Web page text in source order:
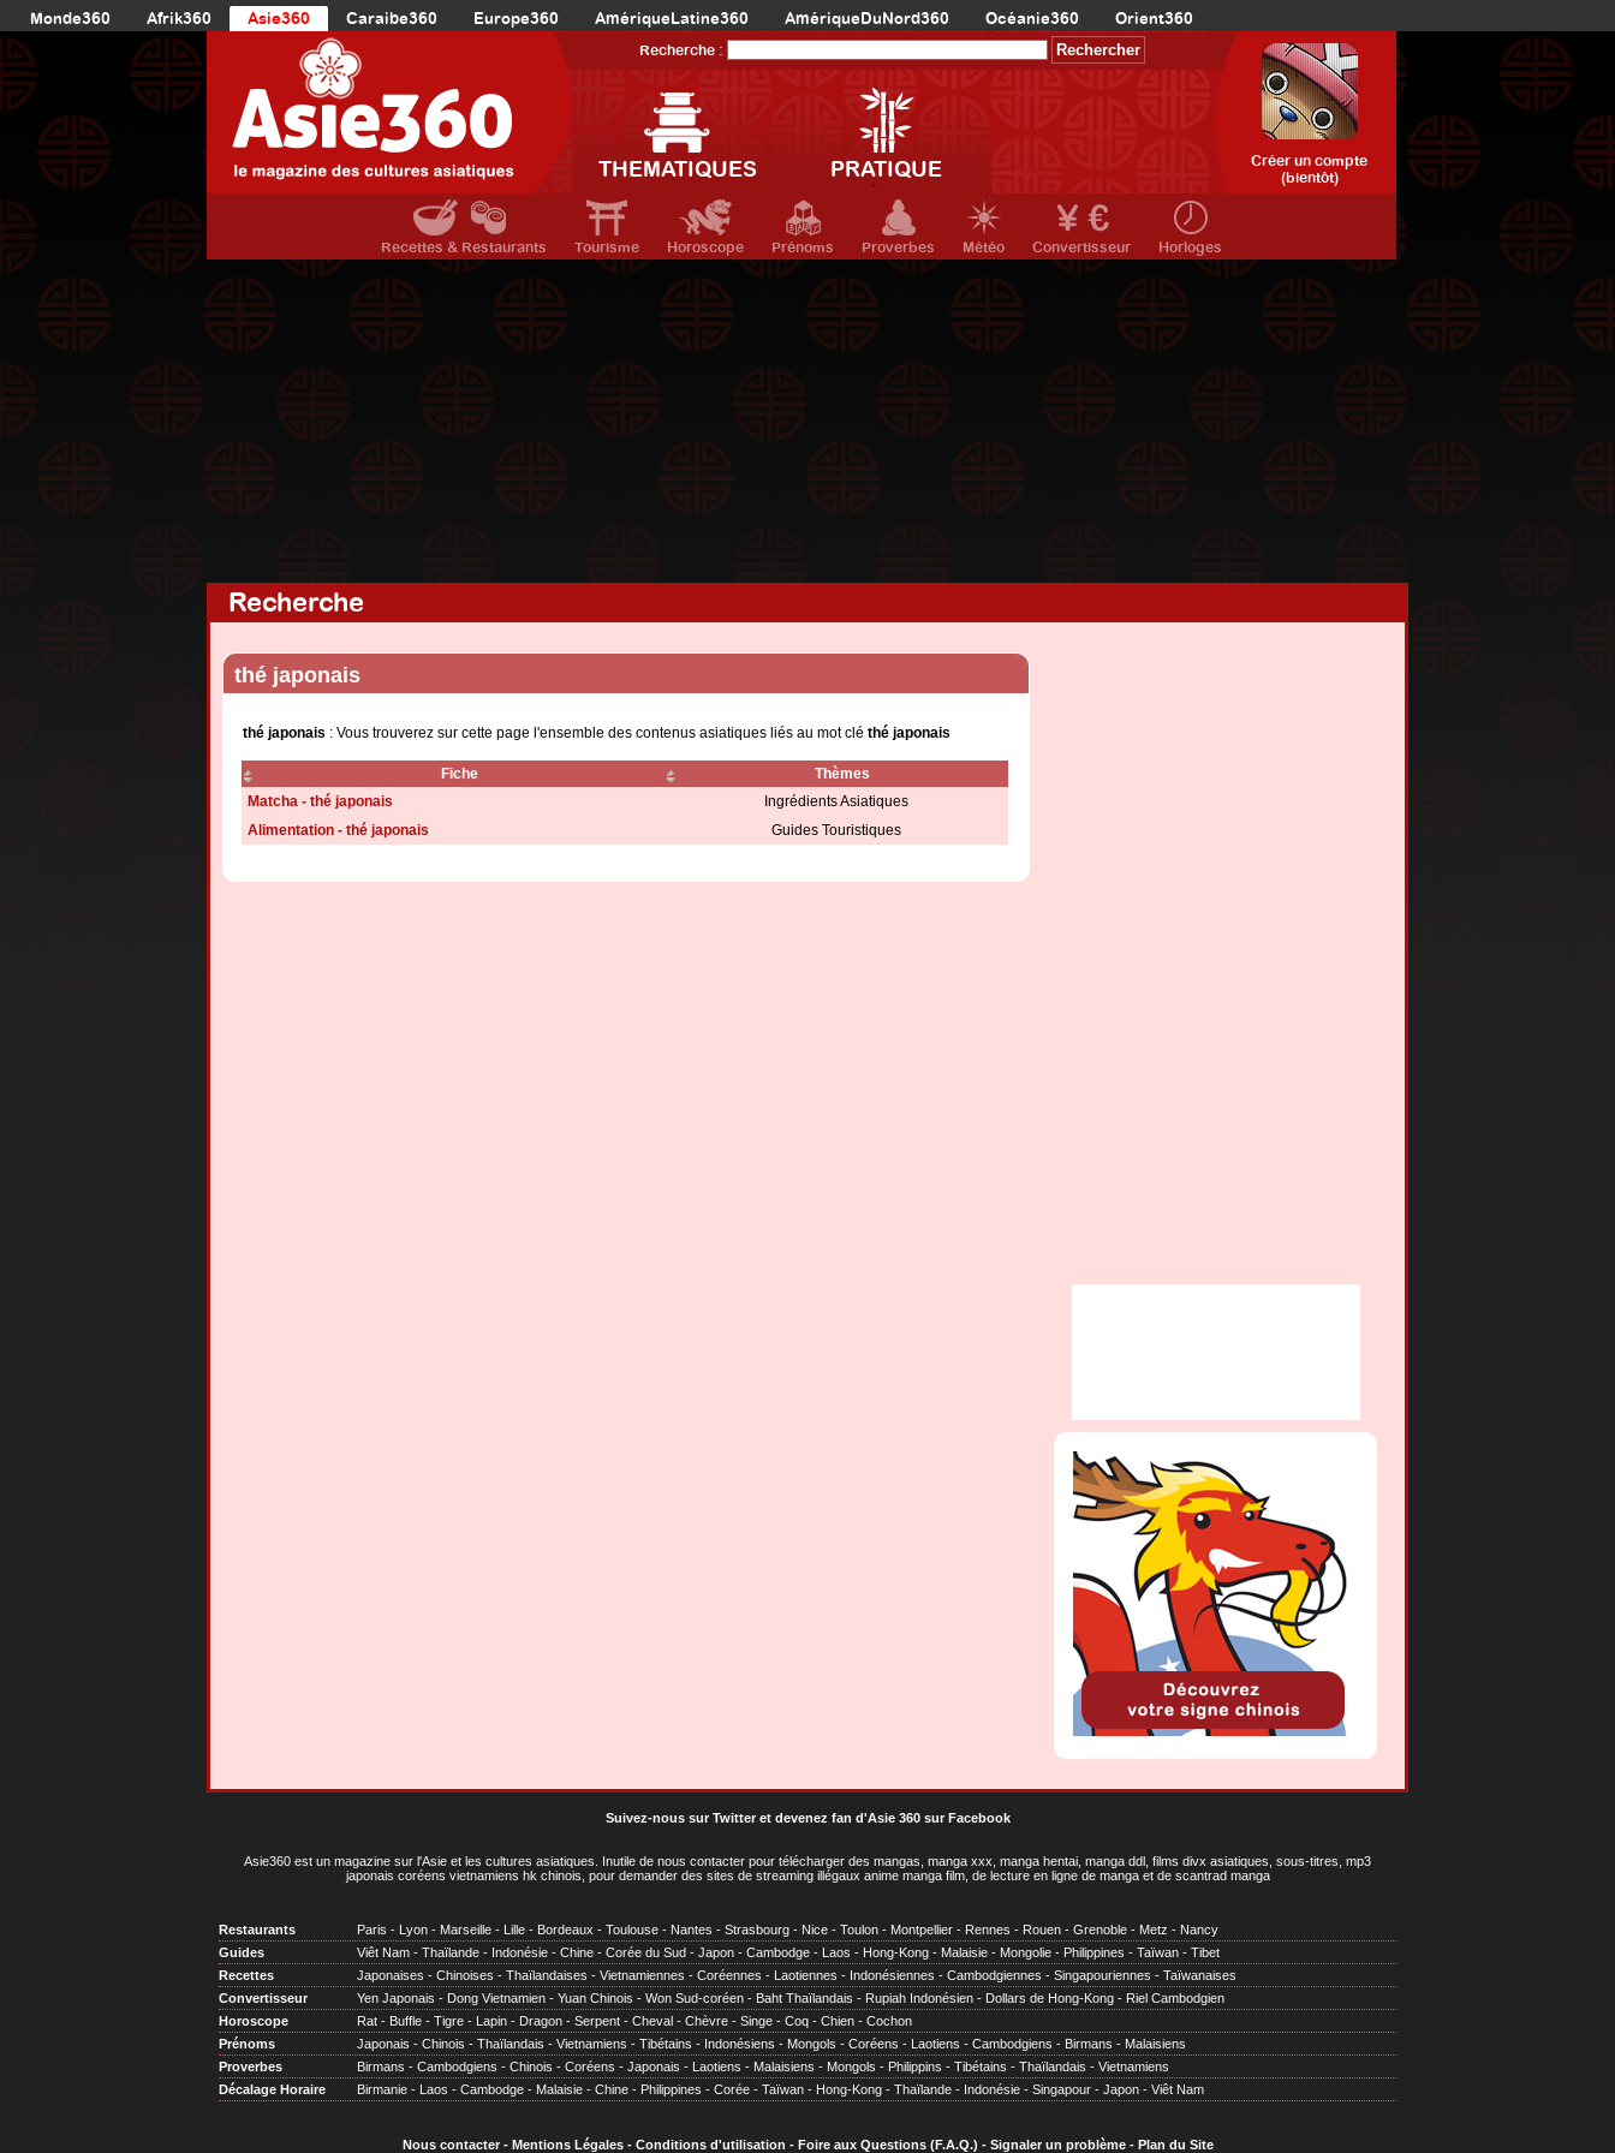
Monde360 Afrik360 Asie360 Caraibe360 Europe360 AmériqueLatine360 AmériqueDuNord360 Océanie360 Orient360
Recherche :
THEMATIQUES PRATIQUE
Créer un compte
(bientôt)
Recettes & Restaurants Tourisme Horoscope Prénoms Proverbes Météo Convertisseur Horloges
Recherche
thé japonais
thé japonais : Vous trouverez sur cette page l'ensemble des contenus asiatiques liés au mot clé thé japonais
Fiche
Thèmes
Matcha - thé japonais
Ingrédients Asiatiques
Alimentation - thé japonais
Guides Touristiques
Suivez-nous sur Twitteret devenez fan d'Asie 360 sur Facebook
Asie360 est un magazine sur l'Asie et les cultures asiatiques . Inutile de nous contacter pour télécharger des mangas, manga xxx, manga hentai, manga ddl, films divx asiatiques, sous-titres, mp3
japonais coréens vietnamiens hk chinois, pour demander des sites de streaming illégaux anime manga film, de lecture en ligne de manga et de scantrad manga
Restaurants Paris - Lyon - Marseille - Lille - Bordeaux - Toulouse - Nantes - Strasbourg - Nice - Toulon - Montpellier - Rennes - Rouen - Grenoble - Metz - Nancy
Guides
Viêt Nam - Thaïlande - Indonésie - Chine - Corée du Sud - Japon - Cambodge - Laos - Hong-Kong - Malaisie - Mongolie - Philippines - Taïwan - Tibet
Recettes
Japonaises - Chinoises - Thaïlandaises - Vietnamiennes - Coréennes - Laotiennes - Indonésiennes - Cambodgiennes - Singapouriennes - Taïwanaises
Convertisseur
Yen Japonais - Dong Vietnamien - Yuan Chinois - Won Sud-coréen - Baht Thaïlandais - Rupiah Indonésien - Dollars de Hong-Kong - Riel Cambodgien
Horoscope
Rat - Buffle - Tigre - Lapin - Dragon - Serpent - Cheval - Chèvre - Singe - Coq - Chien - Cochon
Prénoms
Japonais - Chinois - Thaïlandais - Vietnamiens - Tibétains - Indonésiens - Mongols - Coréens - Laotiens - Cambodgiens - Birmans - Malaisiens
Proverbes
Birmans - Cambodgiens - Chinois - Coréens - Japonais - Laotiens - Malaisiens - Mongols - Philippins - Tibétains - Thaïlandais - Vietnamiens
Décalage Horaire
Birmanie - Laos - Cambodge - Malaisie - Chine - Philippines - Corée - Taïwan - Hong-Kong - Thaïlande - Indonésie - Singapour - Japon - Viêt Nam
Nous contacter- Mentions Légales- Conditions d'utilisation - Foire aux Questions (F.A.Q.) - Signaler un problème- Plan du Site